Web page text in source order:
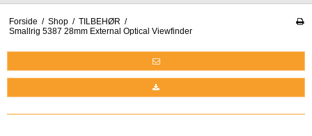
Forside / Shop / TILBEHØR /
Smallrig 5387 28mm External Optical Viewfinder